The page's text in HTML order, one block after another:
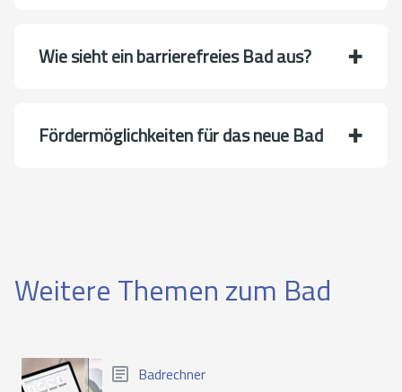
Wie sieht ein barrierefreies Bad aus?
Förder­möglich­keiten für das neue Bad
Weitere Themen zum Bad
Badrechner